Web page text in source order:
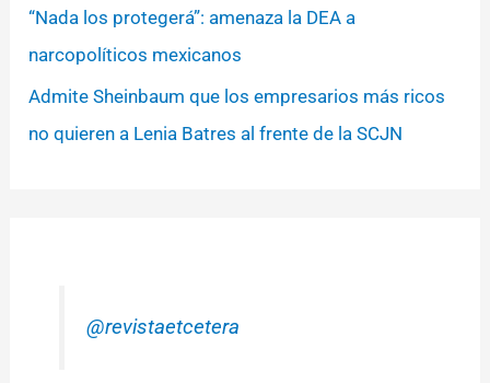
“Nada los protegerá”: amenaza la DEA a
narcopolíticos mexicanos
Admite Sheinbaum que los empresarios más ricos
no quieren a Lenia Batres al frente de la SCJN
@revistaetcetera